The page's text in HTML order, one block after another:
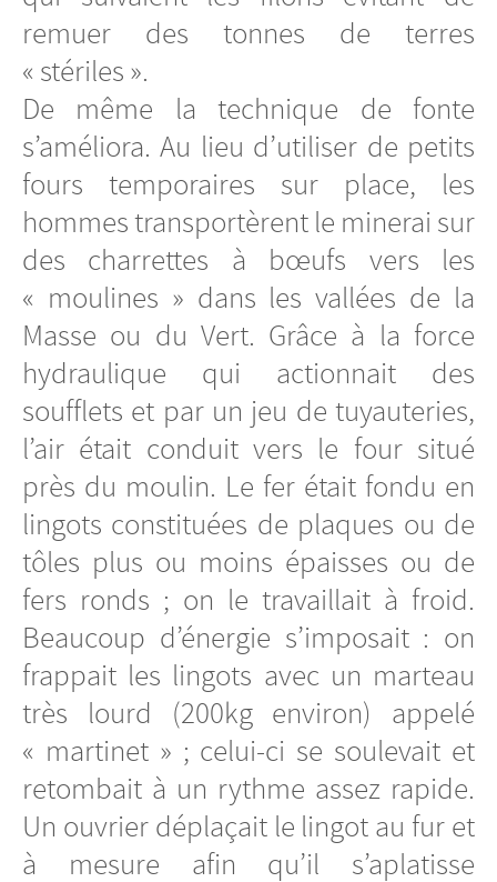
remuer des tonnes de terres
« stériles ».
De même la technique de fonte
s’améliora. Au lieu d’utiliser de petits
fours temporaires sur place, les
hommes transportèrent le minerai sur
des charrettes à bœufs vers les
« moulines » dans les vallées de la
Masse ou du Vert. Grâce à la force
hydraulique qui actionnait des
soufflets et par un jeu de tuyauteries,
l’air était conduit vers le four situé
près du moulin. Le fer était fondu en
lingots constituées de plaques ou de
tôles plus ou moins épaisses ou de
fers ronds ; on le travaillait à froid.
Beaucoup d’énergie s’imposait : on
frappait les lingots avec un marteau
très lourd (200kg environ) appelé
« martinet » ; celui-ci se soulevait et
retombait à un rythme assez rapide.
Un ouvrier déplaçait le lingot au fur et
à mesure afin qu’il s’aplatisse